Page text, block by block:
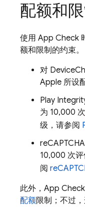
配额和限
使用 App Check
额和限制的约束。
对
Apple 所设
Play
为 10,000
级，请参阅
10,000 次
阅
此外， App Check
配额限制；不过